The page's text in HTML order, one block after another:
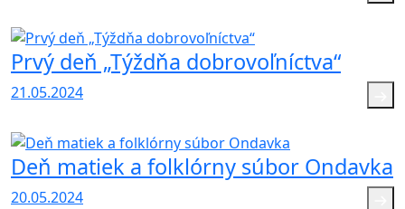
Prvý deň „Týždňa dobrovoľníctva“
21.05.2024
Deň matiek a folklórny súbor Ondavka
20.05.2024